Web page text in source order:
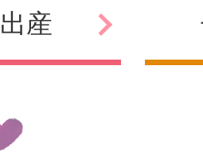
出産